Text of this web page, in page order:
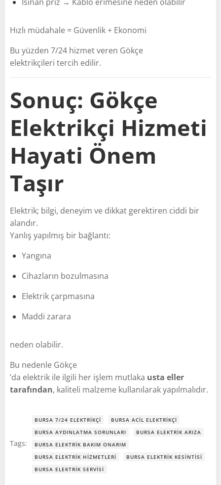
Hızlı müdahale = Güvenlik + Ekonomi
Bu yüzden 7/24 hizmet veren Gökçe
elektrikçileri tercih edilir.
Sonuç: Gökçe
Elektrikçi Hizmeti
Hayati Önem
Taşır
Elektrik; bilgi, deneyim ve dikkat gerektiren ciddi bir
alandır.
Yanlış yapılmış bir bağlantı:
Yangına
Cihazların bozulmasına
Elektrik çarpmasına
Maddi zarara
neden olabilir.
Bu nedenle Gökçe
’da elektrik ile ilgili her işlem mutlaka usta eller
tarafından, kaliteli malzeme kullanılarak yapılmalıdır.
Tags:
BURSA 7/24 ELEKTRIKÇI
BURSA ACIL ELEKTRIKÇI
BURSA AYDINLATMA SORUNLARI
BURSA ELEKTRIK ARIZA
BURSA ELEKTRIK BAKIM ONARIM
BURSA ELEKTRIK HIZMETLERI
BURSA ELEKTRIK KESINTISI
BURSA ELEKTRIK SERVISI